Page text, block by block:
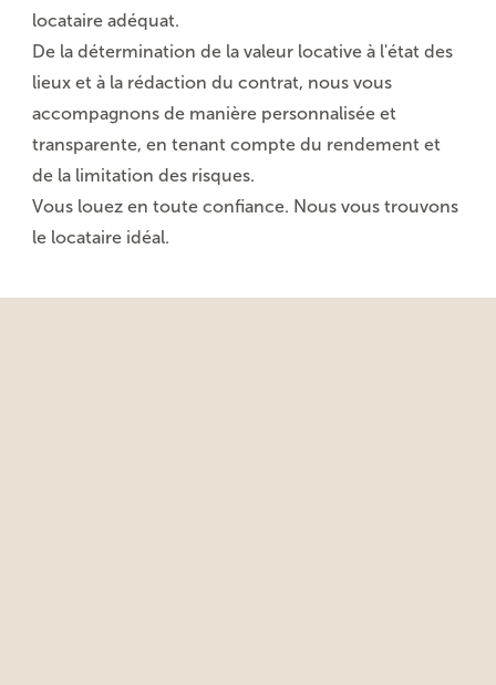
locataire adéquat.
De la détermination de la valeur locative à l'état des
lieux et à la rédaction du contrat, nous vous
accompagnons de manière personnalisée et
transparente, en tenant compte du rendement et
de la limitation des risques.
Vous louez en toute confiance. Nous vous trouvons
le locataire idéal.